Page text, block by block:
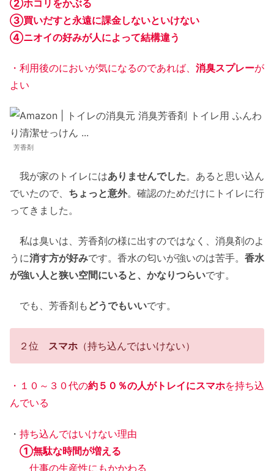
②ホコリをかぶる
③買いだすと永遠に課金しないといけない
④ニオイの好みが人によって結構違う
・利用後のにおいが気になるのであれば、 消臭スプレーが
よい
芳香剤
我が家のトイレにはありませんでした。あると思い込ん
でいたので、 ちょっと意外。確認のためだけにトイレに行
ってきました。
私は臭いは、芳香剤の様に出すのではなく、消臭剤のよ
うに消す方が好みです。香水の匂いが強いのは苦手。 香水
が強い人と狭い空間にいると、かなりつらいです。
でも、芳香剤も どうでもいいです。
２位 スマホ （持ち込んではいけない）
・１０～３０代の約５０％の人がトレイにスマホを持ち込
んでいる
・ 持ち込んではいけない理由
①無駄な時間が増える
仕事の生産性にもかかわる